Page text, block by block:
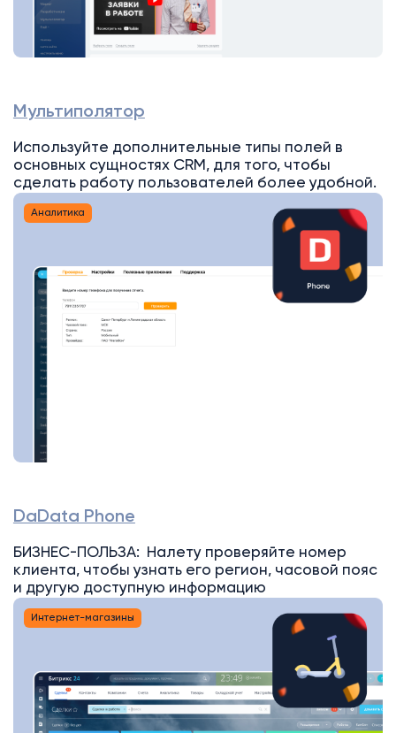
Мультиполятор
Используйте дополнительные типы полей в
основных сущностях CRM, для того, чтобы
сделать работу пользователей более удобной.
Аналитика
DaData Phone
БИЗНЕС-ПОЛЬЗА: Налету проверяйте номер
клиента, чтобы узнать его регион, часовой пояс
и другую доступную информацию
Интернет-магазины